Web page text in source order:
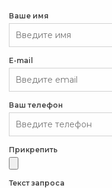
Ваше имя
E-mail
Ваш телефон
Прикрепить
Текст запроса